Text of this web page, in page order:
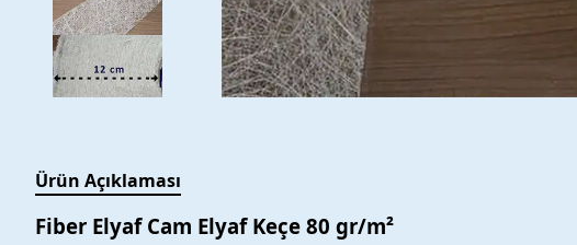
Ürün Açıklaması
Fiber Elyaf Cam Elyaf Keçe 80 gr/m²